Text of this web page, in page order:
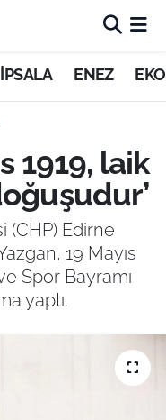
İPSALA ENEZ
1919, laik
(CHP) Edirne
19 Mayıs
Spor Bayramı
yaptı.